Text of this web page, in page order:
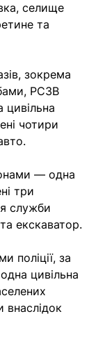
селище
та
зокрема
РСЗВ
чотири
— одна
три
служби
екскаватор.
поліції, за
цивільна
внаслідок